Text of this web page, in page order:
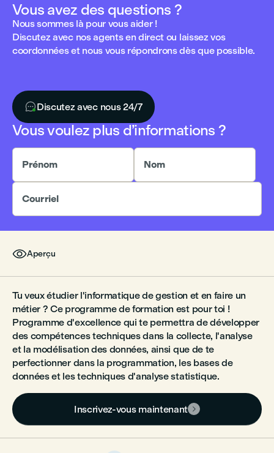
Vous avez des questions ?
Nous sommes là pour vous aider !
Discutez avec nos agents en direct ou laissez vos
coordonnées et nous vous répondrons dès que possible.
Discutez avec nous 24/7
Vous voulez plus d’informations ?
Prénom Nom
Courriel
Aperçu
Tu veux étudier l'informatique de gestion et en faire un
métier ? Ce programme de formation est pour toi !
Programme d'excellence qui te permettra de développer
des compétences techniques dans la collecte, l'analyse
et la modélisation des données, ainsi que de te
perfectionner dans la programmation, les bases de
données et les techniques d'analyse statistique.
Inscrivez-vous maintenant 